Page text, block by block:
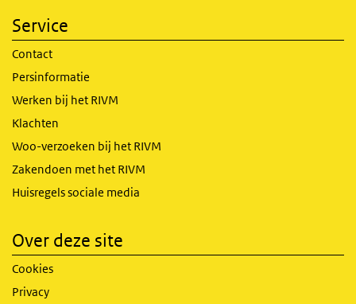
Service
Contact
Persinformatie
Werken bij het RIVM
Klachten
Woo-verzoeken bij het RIVM
Zakendoen met het RIVM
Huisregels sociale media
Over deze site
Cookies
Privacy